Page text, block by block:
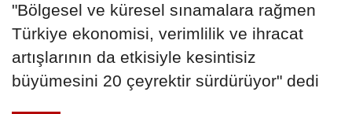
"Bölgesel ve küresel sınamalara rağmen
Türkiye ekonomisi, verimlilik ve ihracat
artışlarının da etkisiyle kesintisiz
büyümesini 20 çeyrektir sürdürüyor" dedi